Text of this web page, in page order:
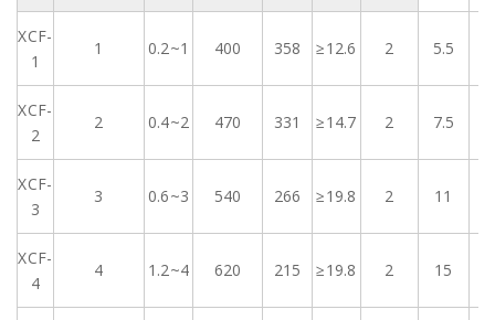
XCF-
1
1 0.2~1 400 358 ≥12.6 2 5.5
XCF-
2
2 0.4~2 470 331 ≥14.7 2 7.5
XCF-
3
3 0.6~3 540 266 ≥19.8 2 11
XCF-
4
4 1.2~4 620 215 ≥19.8 2 15